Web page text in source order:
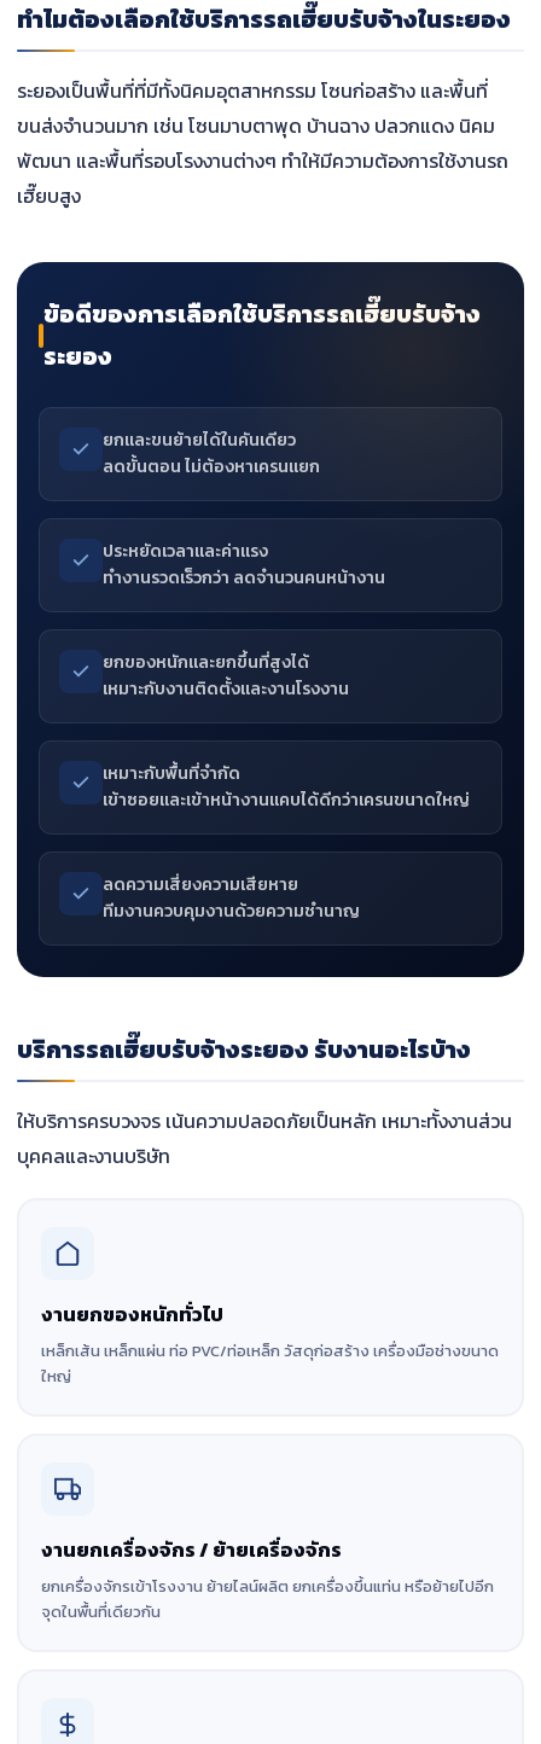
ทำไมต้องเลือกใช้บริการรถเฮี๊ยบรับจ้างในระยอง
ระยองเป็นพื้นที่ที่มีทั้งนิคมอุตสาหกรรม โซนก่อสร้าง และพื้นที่
ขนส่งจำนวนมาก เช่น โซนมาบตาพุด บ้านฉาง ปลวกแดง นิคม
พัฒนา และพื้นที่รอบโรงงานต่างๆ ทำให้มีความต้องการใช้งานรถ
เฮี๊ยบสูง
ข้อดีของการเลือกใช้บริการรถเฮี๊ยบรับจ้าง
ระยอง
ยกและขนย้ายได้ในคันเดียว
ลดขั้นตอน ไม่ต้องหาเครนแยก
ประหยัดเวลาและค่าแรง
ทำงานรวดเร็วกว่า ลดจำนวนคนหน้างาน
ยกของหนักและยกขึ้นที่สูงได้
เหมาะกับงานติดตั้งและงานโรงงาน
เหมาะกับพื้นที่จำกัด
เข้าซอยและเข้าหน้างานแคบได้ดีกว่าเครนขนาดใหญ่
ลดความเสี่ยงความเสียหาย
ทีมงานควบคุมงานด้วยความชำนาญ
บริการรถเฮี๊ยบรับจ้างระยอง รับงานอะไรบ้าง
ให้บริการครบวงจร เน้นความปลอดภัยเป็นหลัก เหมาะทั้งงานส่วน
บุคคลและงานบริษัท
งานยกของหนักทั่วไป
เหล็กเส้น เหล็กแผ่น ท่อ PVC/ท่อเหล็ก วัสดุก่อสร้าง เครื่องมือช่างขนาด
ใหญ่
งานยกเครื่องจักร / ย้ายเครื่องจักร
ยกเครื่องจักรเข้าโรงงาน ย้ายไลน์ผลิต ยกเครื่องขึ้นแท่น หรือย้ายไปอีก
จุดในพื้นที่เดียวกัน